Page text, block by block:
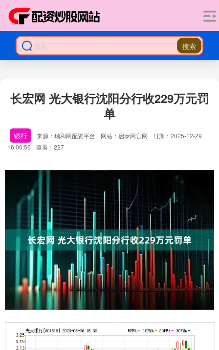
搜索
长宏网 光大银行沈阳分行收229万元罚
单
银行 来源：瑞和网配资平台 网站：启泰网官网
日期：2025-12-29
16:06:56
查看：227